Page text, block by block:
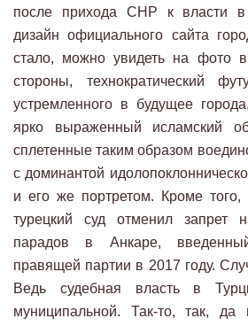
после прихода CHP к власти
дизайн официального сайта
стало, можно увидеть на фото
стороны, технократический
устремленного в будущее
ярко выраженный исламский
сплетенные таким образом
с доминантой
и его же портретом. Кроме того,
турецкий суд отменил запрет
парадов в Анкаре, введенный
правящей партии в 2017 году.
Ведь судебная власть в
муниципальной. Так-то, так, да